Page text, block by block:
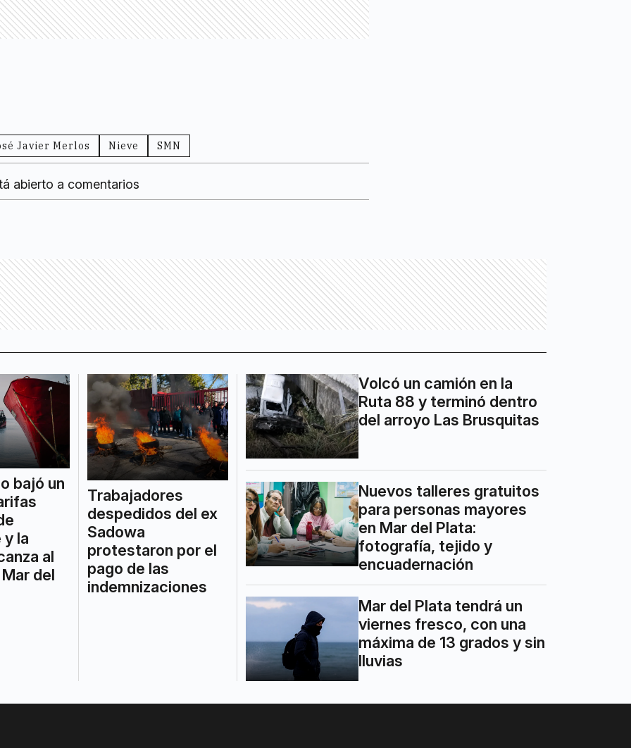
Javier Merlos Nieve SMN
abierto a comentarios
bajó un
la
al
del
Trabajadores
despedidos del ex
Sadowa
protestaron por el
pago de las
indemnizaciones
Volcó un camión en la
Ruta 88 y terminó dentro
del arroyo Las Brusquitas
Nuevos talleres gratuitos
para personas mayores
en Mar del Plata:
fotografía, tejido y
encuadernación
Mar del Plata tendrá un
viernes fresco, con una
máxima de 13 grados y sin
lluvias